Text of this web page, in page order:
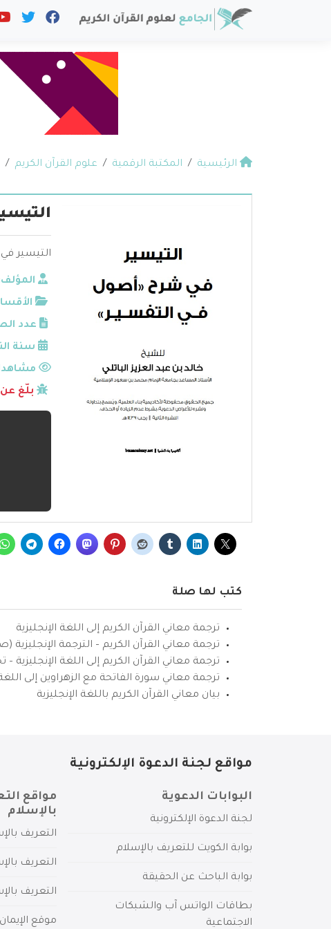
الرئيسية المكتبة الرقمية علوم القرآن الكريم
التيسير
عدد
سنة
بلّغ
كتب لها صلة
ترجمة معاني القرآن الكريم إلى اللغة الإنجليزية
ترجمة معاني القرآن الكريم – الترجمة الإنجليزية
ترجمة معاني القرآن الكريم إلى اللغة
ترجمة معاني سورة الفاتحة مع الزهراوين إلى اللغة
بيان معاني القرآن الكريم باللغة الإنجليزية
مواقع لجنة الدعوة الإلكترونية
البوابات الدعوية
لجنة الدعوة الإلكترونية
بوابة الكويت للتعريف بالإسلام
بوابة الباحث عن الحقيقة
بطاقات الواتس آب والشبكات
الاجتماعية
مواقع
بالإسلام
التعريف
التعريف
التعريف
موقع الإيمان